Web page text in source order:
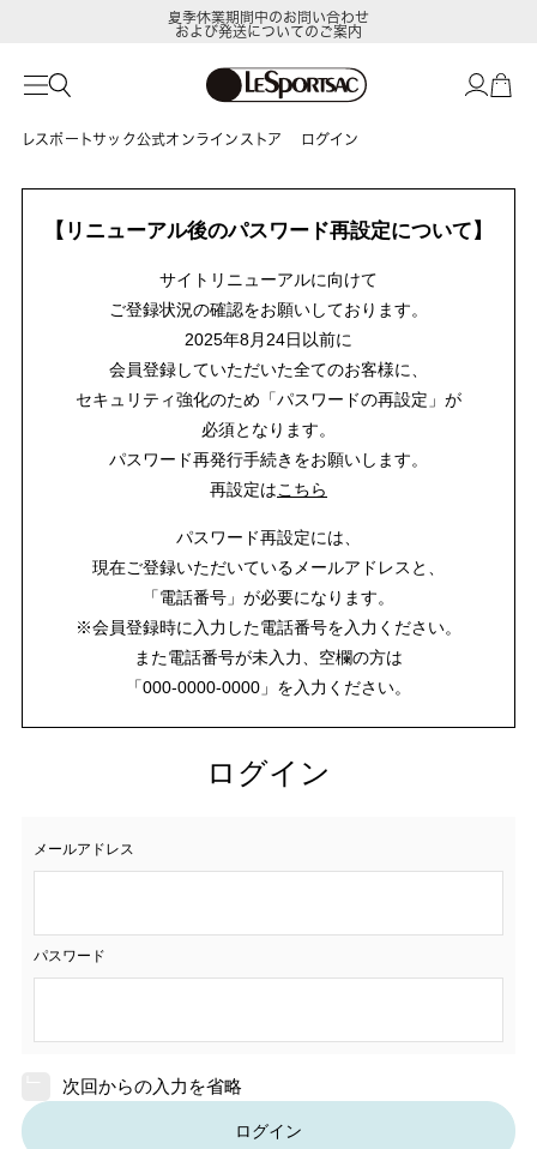
夏季休業期間中のお問い合わせ
および発送についてのご案内
レスポートサック公式オンラインストア ログイン
【リニューアル後のパスワード再設定について】
サイトリニューアルに向けて
ご登録状況の確認をお願いしております。
2025年8月24日以前に
会員登録していただいた全てのお客様に、
セキュリティ強化のため「パスワードの再設定」が
必須となります。
パスワード再発行手続きをお願いします。
再設定はこちら
パスワード再設定には、
現在ご登録いただいているメールアドレスと、
「電話番号」が必要になります。
※会員登録時に入力した電話番号を入力ください。
また電話番号が未入力、空欄の方は
「000-0000-0000」を入力ください。
ログイン
メールアドレス
パスワード
次回からの入力を省略
ログイン